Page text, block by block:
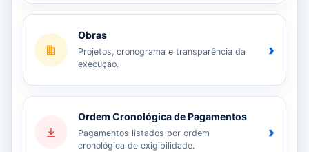
Obras
Projetos, cronograma e transparência da
execução.
›
Ordem Cronológica de Pagamentos
Pagamentos listados por ordem
cronológica de exigibilidade.
›